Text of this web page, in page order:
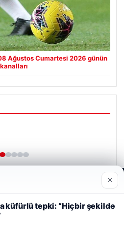
Ağustos Cumartesi 2026 günün
Haberler
daha iyi anlayabilmek,
ve geliştirmek amacıyla çerezler
×
küfürlü tepki: “Hiçbir şekilde